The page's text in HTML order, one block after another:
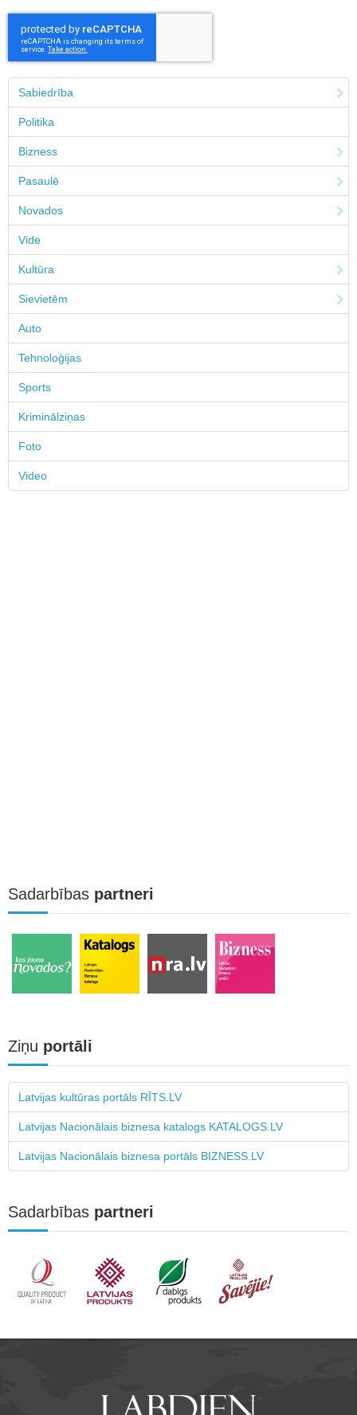
Sabiedrība
Politika
Bizness
Pasaulē
Novados
Vide
Kultūra
Sievietēm
Auto
Tehnoloģijas
Sports
Kriminālziņas
Foto
Video
Sadarbības partneri
Ziņu portāli
Latvijas kultūras portāls RĪTS.LV
Latvijas Nacionālais biznesa katalogs KATALOGS.LV
Latvijas Nacionālais biznesa portāls BIZNESS.LV
Sadarbības partneri